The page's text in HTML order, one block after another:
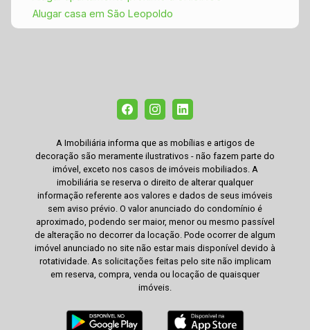
Alugar casa em São Leopoldo
A Imobiliária informa que as mobílias e artigos de
decoração são meramente ilustrativos - não fazem parte do
imóvel, exceto nos casos de imóveis mobiliados. A
imobiliária se reserva o direito de alterar qualquer
informação referente aos valores e dados de seus imóveis
sem aviso prévio. O valor anunciado do condomínio é
aproximado, podendo ser maior, menor ou mesmo passível
de alteração no decorrer da locação. Pode ocorrer de algum
imóvel anunciado no site não estar mais disponível devido à
rotatividade. As solicitações feitas pelo site não implicam
em reserva, compra, venda ou locação de quaisquer
imóveis.